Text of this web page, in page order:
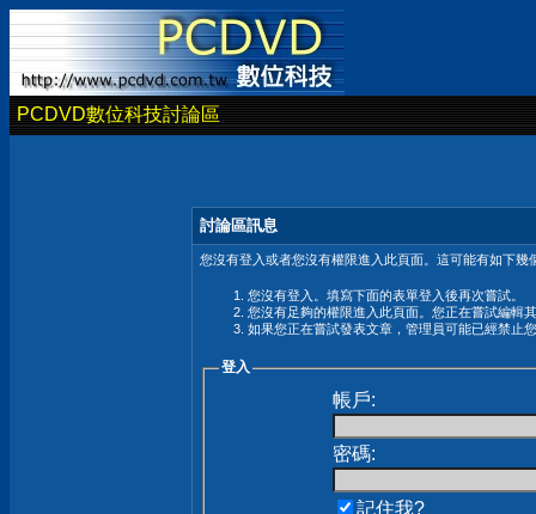
PCDVD數位科技討論區
討論區訊息
您沒有登入或者您沒有權限進入此頁面。這可能有如下幾
您沒有登入。填寫下面的表單登入後再次嘗試。
您沒有足夠的權限進入此頁面。您正在嘗試編輯
如果您正在嘗試發表文章，管理員可能已經禁止
登入
帳戶:
密碼:
記住我?